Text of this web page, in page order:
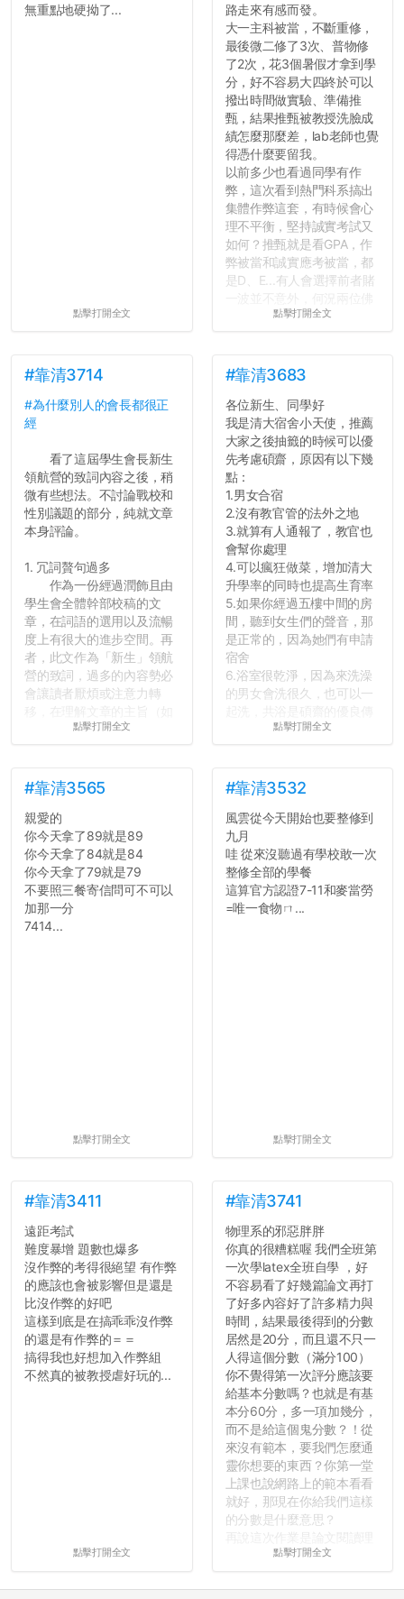
無重點地硬拗了...
點擊打開全文
路走來有感而發。
大一主科被當，不斷重修，
最後微二修了3次、普物修
了2次，花3個暑假才拿到學
分，好不容易大四終於可以
撥出時間做實驗、準備推
甄，結果推甄被教授洗臉成
績怎麼那麼差，lab老師也覺
得憑什麼要留我。
以前多少也看過同學有作
弊，這次看到熱門科系搞出
集體作弊這套，有時候會心
理不平衡，堅持誠實考試又
如何？推甄就是看GPA，作
弊被當和誠實應考被當，都
是D、E...有人會選擇前者賭
心教授看起來要輕輕放下
長作弊的風氣。
反正老人我明天就要搬離新
竹，之後如何發展與我無
關，就當最後一天發個牢騷
吧XD，祝學弟妹們修課順利
~~...
點擊打開全文
#靠清3714
#為什麼別人的會長都很正
經
看了這屆學生會長新生
領航營的致詞內容之後，稍
微有些想法。不討論戰校和
性別議題的部分，純就文章
本身評論。
1. 冗詞贅句過多
作為一份經過潤飾且由
學生會全體幹部校稿的文
章，在詞語的選用以及流暢
度上有很大的進步空間。再
者，此文作為「新生」領航
營的致詞，過多的內容勢必
會讓讀者厭煩或注意力轉
果有的話）前就失去興趣。
的聲明一樣正式，但至少在
用字上多加留意。有些語句
用說的可能會引人發笑或多
聽幾句，但寫成文字時只會
讓人感到疲乏。
2. 文章主題不明
在學生會臉書的貼文中
可以看到，全篇文章以連字
點擊打開全文
#靠清3683
各位新生、同學好
我是清大宿舍小天使，推薦
大家之後抽籤的時候可以優
先考慮碩齋，原因有以下幾
點：
1.男女合宿
2.沒有教官管的法外之地
3.就算有人通報了，教官也
會幫你處理
4.可以瘋狂做菜，增加清大
升學率的同時也提高生育率
5.如果你經過五樓中間的房
間，聽到女生們的聲音，那
是正常的，因為她們有申請
宿舍
6.浴室很乾淨，因為來洗澡
的男女會洗很久，也可以一
舍房間，都歡迎留言讓我知
道...
點擊打開全文
#靠清3565
親愛的
你今天拿了89就是89
你今天拿了84就是84
你今天拿了79就是79
不要照三餐寄信問可不可以
加那一分
7414...
點擊打開全文
#靠清3532
風雲從今天開始也要整修到
九月
哇 從來沒聽過有學校敢一次
整修全部的學餐
這算官方認證7-11和麥當勞
=唯一食物ㄇ...
點擊打開全文
#靠清3411
遠距考試
難度暴增 題數也爆多
沒作弊的考得很絕望 有作弊
的應該也會被影響但是還是
比沒作弊的好吧
這樣到底是在搞乖乖沒作弊
的還是有作弊的＝＝
搞得我也好想加入作弊組
不然真的被教授虐好玩的...
點擊打開全文
#靠清3741
物理系的邪惡胖胖
你真的很糟糕喔 我們全班第
一次學latex全班自學 ，好
不容易看了好幾篇論文再打
了好多內容好了許多精力與
時間，結果最後得到的分數
居然是20分，而且還不只一
人得這個分數（滿分100）
你不覺得第一次評分應該要
給基本分數嗎？也就是有基
本分60分，多一項加幾分，
而不是給這個鬼分數？！從
來沒有範本，要我們怎麼通
靈你想要的東西？你第一堂
上課也說網路上的範本看看
就好，那現在你給我們這樣
的分數是什麼意思？
再說這次作業是論文閱讀理
解與評論，既然已經寫下實
景，最後你憑什麼只給我們
點擊打開全文